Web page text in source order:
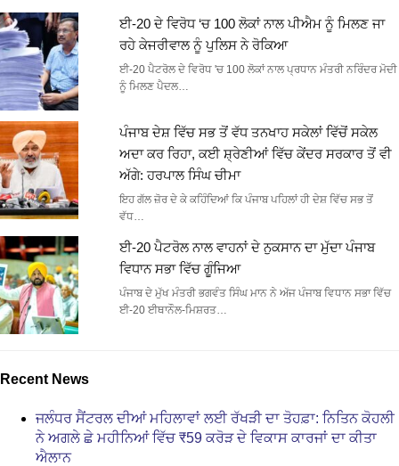
ਈ-20 ਦੇ ਵਿਰੋਧ ‘ਚ 100 ਲੋਕਾਂ ਨਾਲ ਪੀਐਮ ਨੂੰ ਮਿਲਣ ਜਾ
ਰਹੇ ਕੇਜਰੀਵਾਲ ਨੂੰ ਪੁਲਿਸ ਨੇ ਰੋਕਿਆ
ਈ-20 ਪੈਟਰੋਲ ਦੇ ਵਿਰੋਧ 'ਚ 100 ਲੋਕਾਂ ਨਾਲ ਪ੍ਰਧਾਨ ਮੰਤਰੀ ਨਰਿੰਦਰ ਮੋਦੀ
ਨੂੰ ਮਿਲਣ ਪੈਦਲ…
ਪੰਜਾਬ ਦੇਸ਼ ਵਿੱਚ ਸਭ ਤੋਂ ਵੱਧ ਤਨਖਾਹ ਸਕੇਲਾਂ ਵਿੱਚੋਂ ਸਕੇਲ
ਅਦਾ ਕਰ ਰਿਹਾ, ਕਈ ਸ਼੍ਰੇਣੀਆਂ ਵਿੱਚ ਕੇਂਦਰ ਸਰਕਾਰ ਤੋਂ ਵੀ
ਅੱਗੇ: ਹਰਪਾਲ ਸਿੰਘ ਚੀਮਾ
ਇਹ ਗੱਲ ਜ਼ੋਰ ਦੇ ਕੇ ਕਹਿੰਦਿਆਂ ਕਿ ਪੰਜਾਬ ਪਹਿਲਾਂ ਹੀ ਦੇਸ਼ ਵਿੱਚ ਸਭ ਤੋਂ
ਵੱਧ…
ਈ-20 ਪੈਟਰੋਲ ਨਾਲ ਵਾਹਨਾਂ ਦੇ ਨੁਕਸਾਨ ਦਾ ਮੁੱਦਾ ਪੰਜਾਬ
ਵਿਧਾਨ ਸਭਾ ਵਿੱਚ ਗੂੰਜਿਆ
ਪੰਜਾਬ ਦੇ ਮੁੱਖ ਮੰਤਰੀ ਭਗਵੰਤ ਸਿੰਘ ਮਾਨ ਨੇ ਅੱਜ ਪੰਜਾਬ ਵਿਧਾਨ ਸਭਾ ਵਿੱਚ
ਈ-20 ਈਥਾਨੌਲ-ਮਿਸ਼ਰਤ…
Recent News
ਜਲੰਧਰ ਸੈਂਟਰਲ ਦੀਆਂ ਮਹਿਲਾਵਾਂ ਲਈ ਰੱਖੜੀ ਦਾ ਤੋਹਫ਼ਾ: ਨਿਤਿਨ ਕੋਹਲੀ
ਨੇ ਅਗਲੇ ਛੇ ਮਹੀਨਿਆਂ ਵਿੱਚ ₹59 ਕਰੋੜ ਦੇ ਵਿਕਾਸ ਕਾਰਜਾਂ ਦਾ ਕੀਤਾ
ਐਲਾਨ